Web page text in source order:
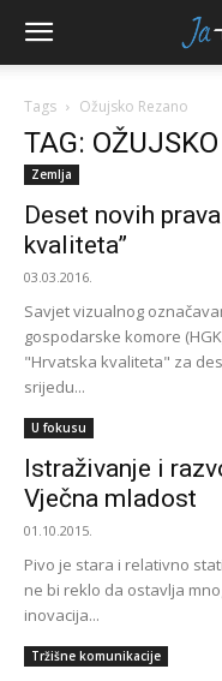
Tags Ožujsko Rezano
TAG:
Zemlja
Deset novih
kvaliteta”
03.03.2016.
Savjet vizualnog
gospodarske komore
"Hrvatska kvaliteta" za
srijedu...
U fokusu
Istraživanje i
Vječna mladost
01.10.2015.
Pivo je stara i relativno
ne bi reklo da ostavlja
inovacija...
Tržišne komunikacije